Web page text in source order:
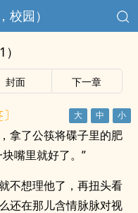
校园）
封面 下一章
拿了公筷将碟子里的肥
嘴里就好了。”
不想理他了，再扭头看
还在那儿含情脉脉对视